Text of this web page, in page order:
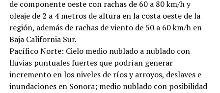
de componente oeste con rachas de 60 a 80 km/h y
oleaje de 2 a 4 metros de altura en la costa oeste de la
región, además de rachas de viento de 50 a 60 km/h en
Baja California Sur.
Pacífico Norte: Cielo medio nublado a nublado con
lluvias puntuales fuertes que podrían generar
incremento en los niveles de ríos y arroyos, deslaves e
inundaciones en Sonora; medio nublado con posibilidad